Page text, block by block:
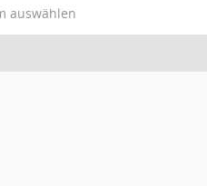
auswählen